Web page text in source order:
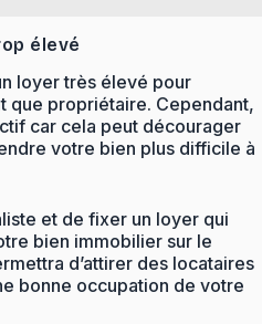
élevé
loyer très élevé pour
que propriétaire. Cependant,
car cela peut décourager
votre bien plus difficile à
et de fixer un loyer qui
bien immobilier sur le
d’attirer des locataires
bonne occupation de votre